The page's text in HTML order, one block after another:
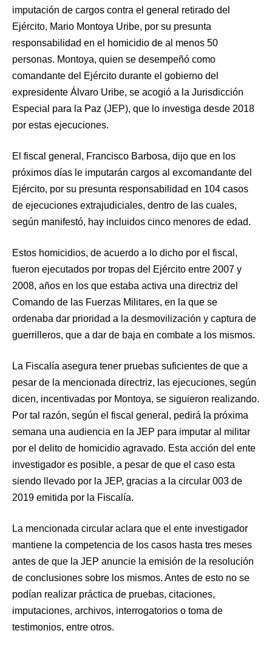
imputación de cargos contra el general retirado del
Ejército, Mario Montoya Uribe, por su presunta
responsabilidad en el homicidio de al menos 50
personas. Montoya, quien se desempeñó como
comandante del Ejército durante el gobierno del
expresidente Álvaro Uribe, se acogió a la Jurisdicción
Especial para la Paz (JEP), que lo investiga desde 2018
por estas ejecuciones.
El fiscal general, Francisco Barbosa, dijo que en los
próximos días le imputarán cargos al excomandante del
Ejército, por su presunta responsabilidad en 104 casos
de ejecuciones extrajudiciales, dentro de las cuales,
según manifestó, hay incluidos cinco menores de edad.
Estos homicidios, de acuerdo a lo dicho por el fiscal,
fueron ejecutados por tropas del Ejército entre 2007 y
2008, años en los que estaba activa una directriz del
Comando de las Fuerzas Militares, en la que se
ordenaba dar prioridad a la desmovilización y captura de
guerrilleros, que a dar de baja en combate a los mismos.
La Fiscalía asegura tener pruebas suficientes de que a
pesar de la mencionada directriz, las ejecuciones, según
dicen, incentivadas por Montoya, se siguieron realizando.
Por tal razón, según el fiscal general, pedirá la próxima
semana una audiencia en la JEP para imputar al militar
por el delito de homicidio agravado. Esta acción del ente
investigador es posible, a pesar de que el caso esta
siendo llevado por la JEP, gracias a la circular 003 de
2019 emitida por la Fiscalía.
La mencionada circular aclara que el ente investigador
mantiene la competencia de los casos hasta tres meses
antes de que la JEP anuncie la emisión de la resolución
de conclusiones sobre los mismos. Antes de esto no se
podían realizar práctica de pruebas, citaciones,
imputaciones, archivos, interrogatorios o toma de
testimonios, entre otros.